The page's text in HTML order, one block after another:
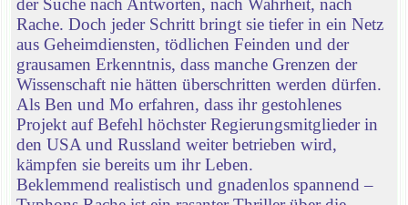
Rache. Doch jeder Schritt bringt sie tiefer in ein Netz
aus Geheimdiensten, tödlichen Feinden und der
grausamen Erkenntnis, dass manche Grenzen der
Wissenschaft nie hätten überschritten werden dürfen.
Als Ben und Mo erfahren, dass ihr gestohlenes
Projekt auf Befehl höchster Regierungsmitglieder in
den USA und Russland weiter betrieben wird,
kämpfen sie bereits um ihr Leben.
Beklemmend realistisch und gnadenlos spannend –